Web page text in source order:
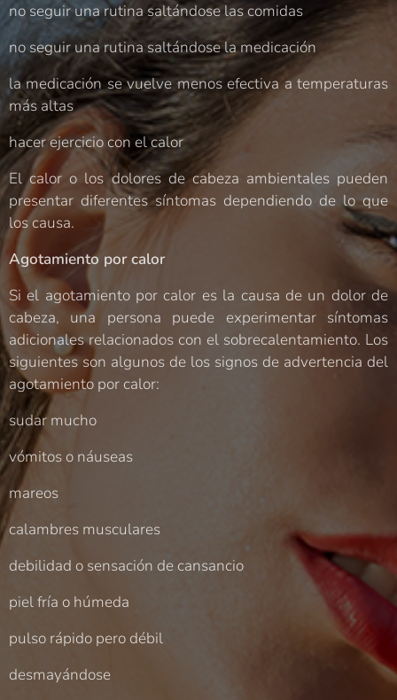
no seguir una rutina saltándose las comidas
no seguir una rutina saltándose la medicación
la medicación se vuelve menos efectiva a temperaturas
más altas
hacer ejercicio con el calor
El calor o los dolores de cabeza ambientales pueden
presentar diferentes síntomas dependiendo de lo que
los causa.
Agotamiento por calor
Si el agotamiento por calor es la causa de un dolor de
cabeza, una persona puede experimentar síntomas
adicionales relacionados con el sobrecalentamiento. Los
siguientes son algunos de los signos de advertencia del
agotamiento por calor:
sudar mucho
vómitos o náuseas
mareos
calambres musculares
debilidad o sensación de cansancio
piel fría o húmeda
pulso rápido pero débil
desmayándose